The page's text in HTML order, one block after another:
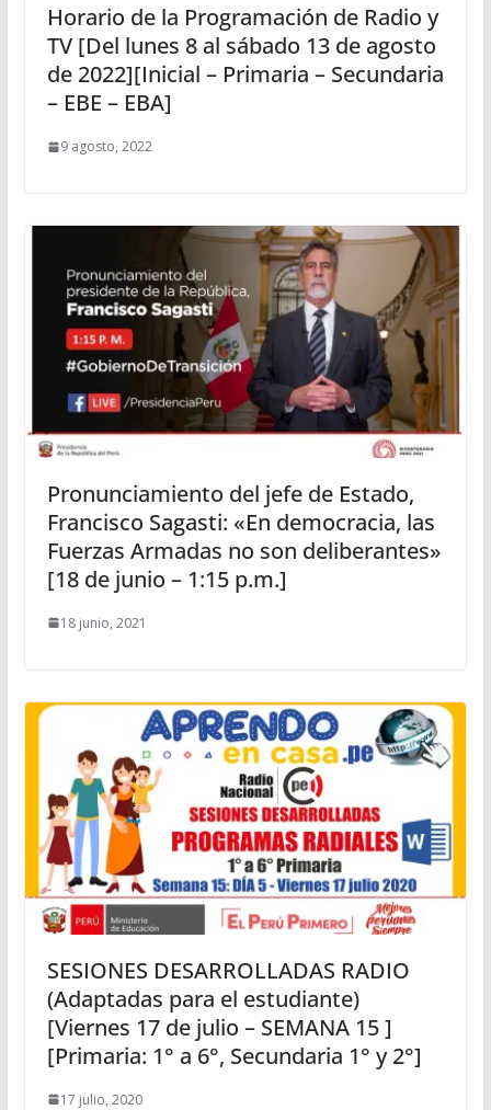
Horario de la Programación de Radio y
TV [Del lunes 8 al sábado 13 de agosto
de 2022][Inicial – Primaria – Secundaria
– EBE – EBA]
9 agosto, 2022
Pronunciamiento del jefe de Estado,
Francisco Sagasti: «En democracia, las
Fuerzas Armadas no son deliberantes»
[18 de junio – 1:15 p.m.]
18 junio, 2021
SESIONES DESARROLLADAS RADIO
(Adaptadas para el estudiante)
[Viernes 17 de julio – SEMANA 15 ]
[Primaria: 1° a 6°, Secundaria 1° y 2°]
17 julio, 2020